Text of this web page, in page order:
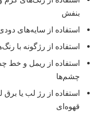
بنفش
استفاده از سایه‌های
استفاده از رژگونه با
استفاده از ریمل و خط
چشم‌ها
استفاده از رژ لب یا
قهوه‌ای